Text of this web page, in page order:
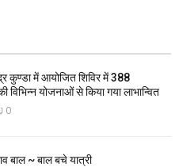
कुण्डा में आयोजित शिविर में 388
विभिन्न योजनाओं से किया गया लाभान्वित
0
बाल ~ बाल बचे यात्री